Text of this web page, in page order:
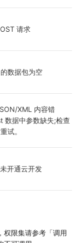
请求
数据包为空
XML 内容错
数据中参数缺失;检查
试。
开通云开发
权限集请参考「调用